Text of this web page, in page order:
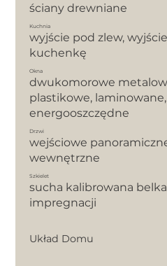
ściany drewniane
Kuchnia
wyjście pod zlew,
kuchenkę
Okna
dwukomorowe
plastikowe, laminowane,
energooszczędne
Drzwi
wejściowe
wewnętrzne
Szkielet
sucha kalibrowana
impregnacji
Układ Domu